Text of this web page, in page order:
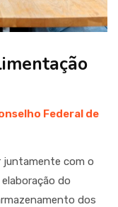
Federal de
juntamente com o
do
dos